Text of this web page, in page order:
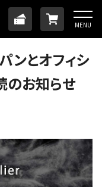
MENU
TICKET
ンとオフィシ
のお知らせ